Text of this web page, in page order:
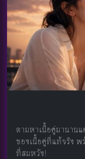
ตามหาเนื้อคู่มานาน
ของเนื้อคู่ที่แท้จริง พ
ที่สมหวัง!